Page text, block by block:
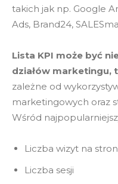
takich jak np. Google
Ads, Brand24,
Lista KPI może być
działów marketingu,
zależne od
marketingowych oraz
Wśród
Liczba wizyt na
Liczba sesji